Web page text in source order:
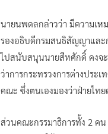
นายนพดลกล่าวว่า มีความเห
รองอธิบดีกรมสนธิสัญญาและ
ไปสนับสนุนนายสีหศักดิ์ คงจ
ว่าการกระทรวงการต่างปร
คณะ ซึ่งตนเองมองว่าฝ่ายไท
ส่วนคณะกรรมาธิการทั้ง 2 ค